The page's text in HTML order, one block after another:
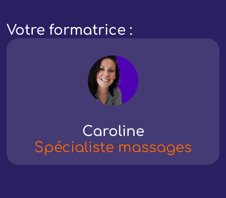
Votre formatrice :
Caroline
Spécialiste massages